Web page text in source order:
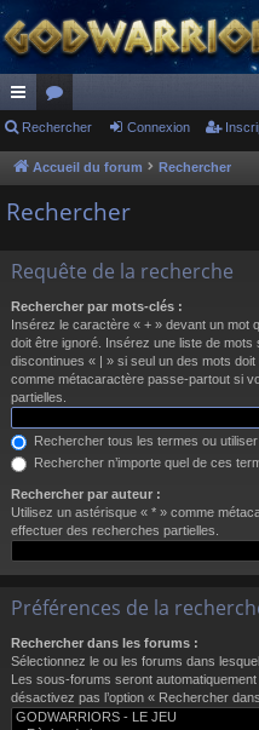
ac
co
ur
s
or
u
m
Rechercher Connexion
Accueil du forum Rechercher
Rechercher
Requête de la recherche
Rechercher par mots-clés :
Insérez le caractère « + » devant un mot
doit être ignoré. Insérez une liste de
discontinues « | » si seul un des mots
comme métacaractère passe-partout si
partielles.
Rechercher tous les termes ou
Rechercher n’importe quel de ces
Rechercher par auteur :
Utilisez un astérisque « * » comme
effectuer des recherches partielles.
Préférences de la
Rechercher dans les forums :
Sélectionnez le ou les forums dans
Les sous-forums seront
désactivez pas l’option « Rechercher